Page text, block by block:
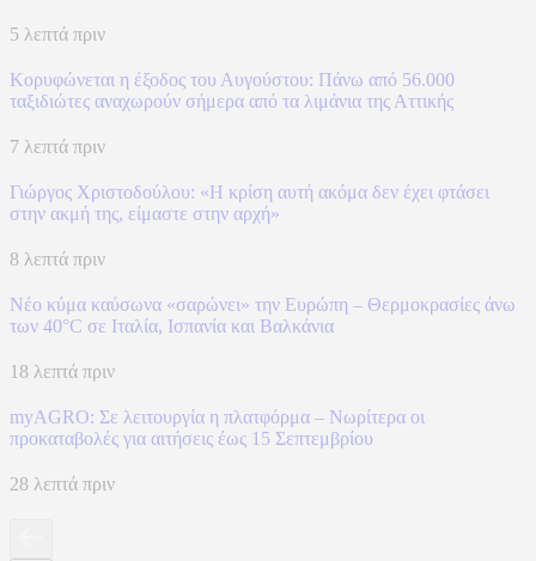
5 λεπτά πριν
Κορυφώνεται η έξοδος του Αυγούστου: Πάνω από 56.000
ταξιδιώτες αναχωρούν σήμερα από τα λιμάνια της Αττικής
7 λεπτά πριν
Γιώργος Χριστοδούλου: «Η κρίση αυτή ακόμα δεν έχει φτάσει
στην ακμή της, είμαστε στην αρχή»
8 λεπτά πριν
Νέο κύμα καύσωνα «σαρώνει» την Ευρώπη – Θερμοκρασίες άνω
των 40°C σε Ιταλία, Ισπανία και Βαλκάνια
18 λεπτά πριν
myAGRO: Σε λειτουργία η πλατφόρμα – Νωρίτερα οι
προκαταβολές για αιτήσεις έως 15 Σεπτεμβρίου
28 λεπτά πριν